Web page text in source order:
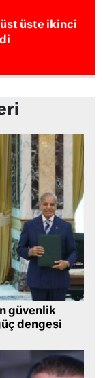
üste ikinci
güvenlik
dengesi